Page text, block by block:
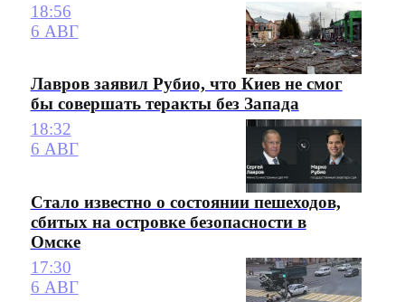
18:56
6 АВГ
Лавров заявил Рубио, что Киев не смог
бы совершать теракты без Запада
18:32
6 АВГ
Стало известно о состоянии пешеходов,
сбитых на островке безопасности в
Омске
17:30
6 АВГ